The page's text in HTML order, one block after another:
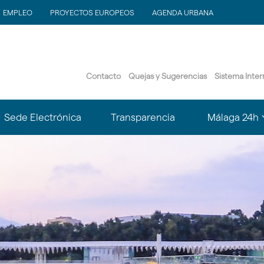
EMPLEO PROYECTOS EUROPEOS AGENDA URBANA
Contacto Quejas y Sugerencias Sistema
Sede Electrónica Transparencia Málaga 24h